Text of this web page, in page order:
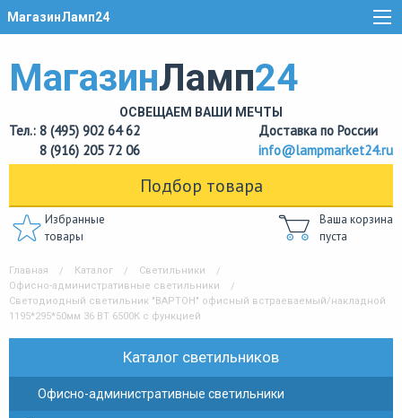
МагазинЛамп24
МагазинЛамп24
ОСВЕЩАЕМ ВАШИ МЕЧТЫ
Тел.: 8 (495) 902 64 62
8 (916) 205 72 06
Доставка по России
info@lampmarket24.ru
Подбор товара
Избранные
товары
Ваша корзина
пуста
Главная Каталог
Светильники
Офисно-административные светильники
Светодиодный светильник "ВАРТОН" офисный встраеваемый/накладной
1195*295*50мм 36 ВТ 6500К с функцией
Каталог светильников
Офисно-административные светильники